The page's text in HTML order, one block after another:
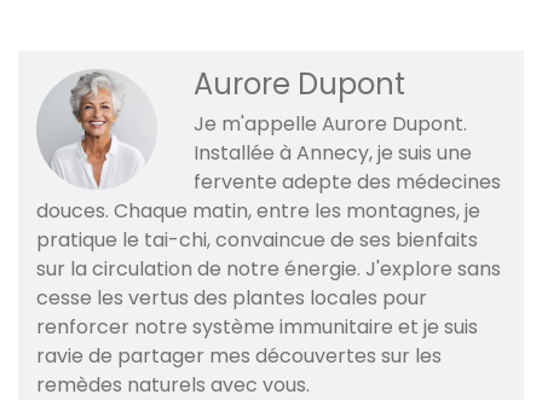
Aurore Dupont
Je m'appelle Aurore Dupont.
Installée à Annecy, je suis une
fervente adepte des médecines
douces. Chaque matin, entre les montagnes, je
pratique le tai-chi, convaincue de ses bienfaits
sur la circulation de notre énergie. J'explore sans
cesse les vertus des plantes locales pour
renforcer notre système immunitaire et je suis
ravie de partager mes découvertes sur les
remèdes naturels avec vous.